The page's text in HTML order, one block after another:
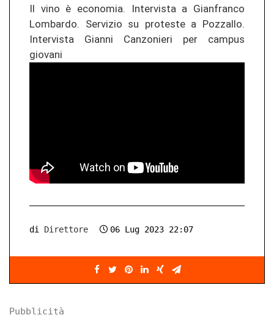
Il vino è economia. Intervista a Gianfranco
Lombardo. Servizio su proteste a Pozzallo.
Intervista Gianni Canzonieri per campus
giovani
di Direttore 06 Lug 2023 22:07
Pubblicità